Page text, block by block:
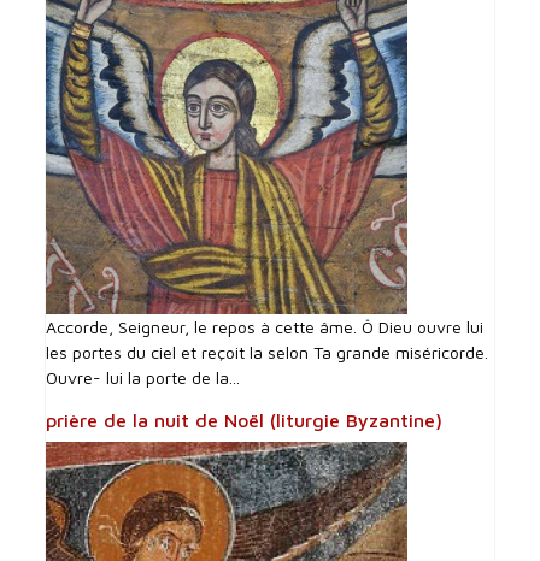
Accorde, Seigneur, le repos à cette âme. Ô Dieu ouvre lui
les portes du ciel et reçoit la selon Ta grande miséricorde.
Ouvre- lui la porte de la...
prière de la nuit de Noël (liturgie Byzantine)